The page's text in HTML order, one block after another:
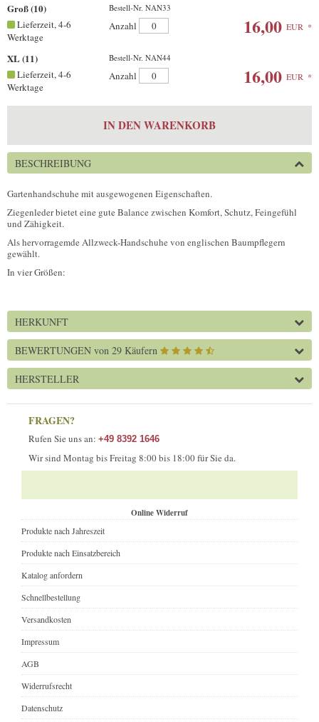
Groß (10) Bestell-Nr. NAN33
Lieferzeit, 4-6
Werktage
Anzahl 16,00 EUR *
XL (11) Bestell-Nr. NAN44
Lieferzeit, 4-6
Werktage
Anzahl 16,00 EUR *
IN DEN WARENKORB
BESCHREIBUNG
Gartenhandschuhe mit ausgewogenen Eigenschaften.
Ziegenleder bietet eine gute Balance zwischen Komfort, Schutz, Feingefühl
und Zähigkeit.
Als hervorragemde Allzweck-Handschuhe von englischen Baumpflegern
gewählt.
In vier Größen:
HERKUNFT
BEWERTUNGEN von 29 Käufern
HERSTELLER
FRAGEN?
Rufen Sie uns an: +49 8392 1646
Wir sind Montag bis Freitag 8:00 bis 18:00 für Sie da.
Online Widerruf
Produkte nach Jahreszeit
Produkte nach Einsatzbereich
Katalog anfordern
Schnellbestellung
Versandkosten
Impressum
AGB
Widerrufsrecht
Datenschutz